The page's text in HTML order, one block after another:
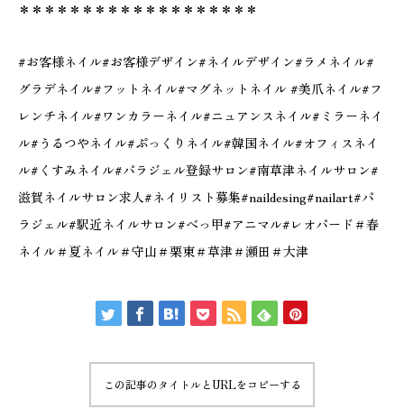
＊＊＊＊＊＊＊＊＊＊＊＊＊＊＊＊＊＊＊
#お客様ネイル#お客様デザイン#ネイルデザイン#ラメネイル#
グラデネイル#フットネイル#マグネットネイル #美爪ネイル#フ
レンチネイル#ワンカラーネイル#ニュアンスネイル#ミラーネイ
ル#うるつやネイル#ぷっくりネイル#韓国ネイル#オフィスネイ
ル#くすみネイル#パラジェル登録サロン#南草津ネイルサロン#
滋賀ネイルサロン求人#ネイリスト募集#naildesing#nailart#パ
ラジェル#駅近ネイルサロン#べっ甲#アニマル#レオパード＃春
ネイル＃夏ネイル＃守山＃栗東＃草津＃瀬田＃大津
この記事のタイトルとURLをコピーする